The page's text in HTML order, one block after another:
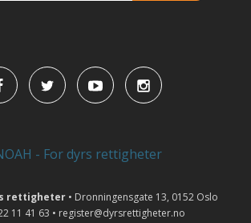
rettigheter • Dronningensgate 13, 0152 Oslo
11 41 63 • register@dyrsrettigheter.no